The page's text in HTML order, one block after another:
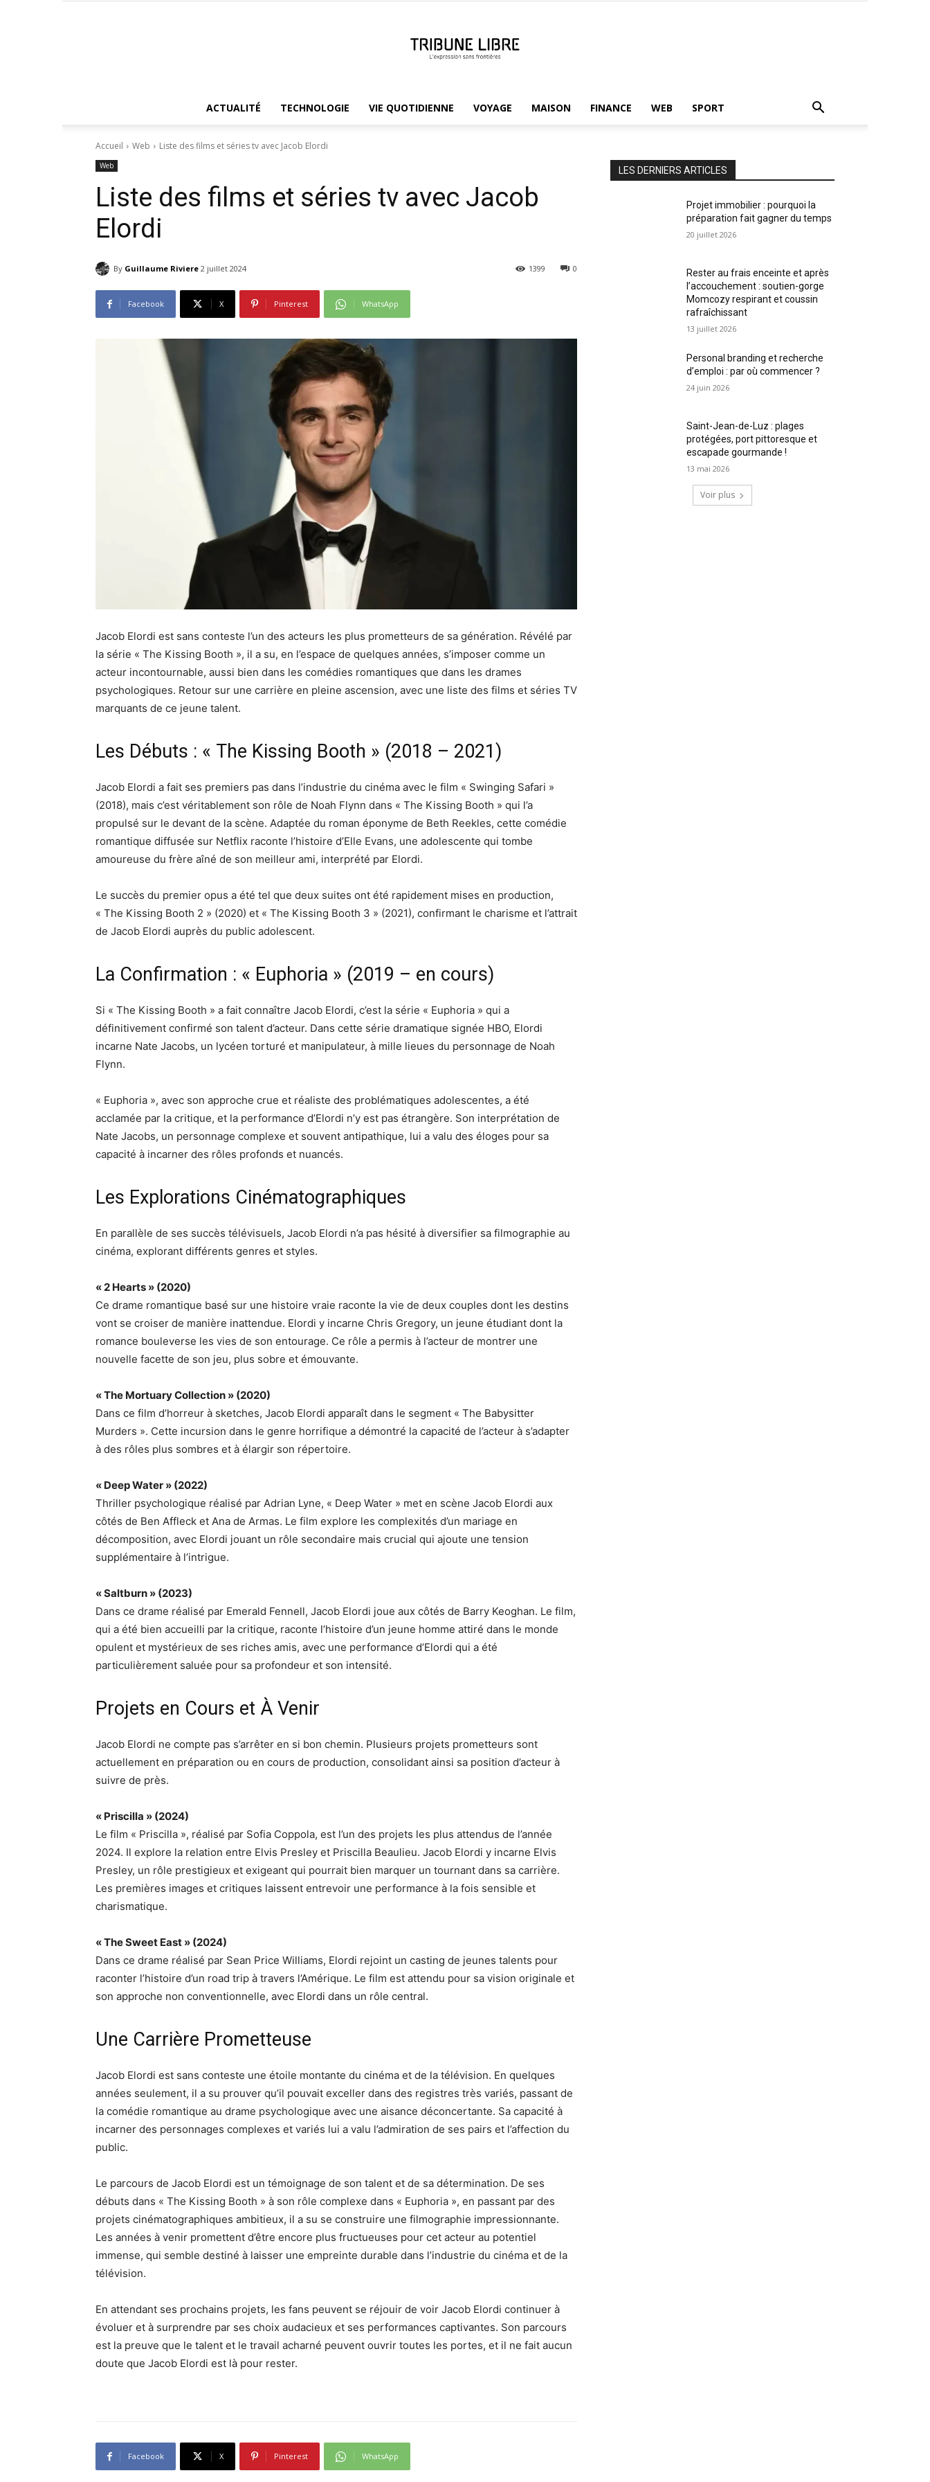
ACTUALITÉ TECHNOLOGIE VIE QUOTIDIENNE VOYAGE MAISON FINANCE WEB SPORT
Accueil Web Liste des films et séries tv avec Jacob Elordi
Web
Liste des films et séries tv avec Jacob
Elordi
By Guillaume Riviere 2 juillet 2024 0
1399
Facebook X Pinterest WhatsApp
Jacob Elordi est sans conteste l’un des acteurs les plus prometteurs de sa génération. Révélé par
la série « The Kissing Booth », il a su, en l’espace de quelques années, s’imposer comme un
acteur incontournable, aussi bien dans les comédies romantiques que dans les drames
psychologiques. Retour sur une carrière en pleine ascension, avec une liste des films et séries TV
marquants de ce jeune talent.
Les Débuts : « The Kissing Booth » (2018 – 2021)
Jacob Elordi a fait ses premiers pas dans l’industrie du cinéma avec le film « Swinging Safari »
(2018), mais c’est véritablement son rôle de Noah Flynn dans « The Kissing Booth » qui l’a
propulsé sur le devant de la scène. Adaptée du roman éponyme de Beth Reekles, cette comédie
romantique diffusée sur Netflix raconte l’histoire d’Elle Evans, une adolescente qui tombe
amoureuse du frère aîné de son meilleur ami, interprété par Elordi.
Le succès du premier opus a été tel que deux suites ont été rapidement mises en production,
« The Kissing Booth 2 » (2020) et « The Kissing Booth 3 » (2021), confirmant le charisme et l’attrait
de Jacob Elordi auprès du public adolescent.
La Confirmation : « Euphoria » (2019 – en cours)
Si « The Kissing Booth » a fait connaître Jacob Elordi, c’est la série « Euphoria » qui a
définitivement confirmé son talent d’acteur. Dans cette série dramatique signée HBO, Elordi
incarne Nate Jacobs, un lycéen torturé et manipulateur, à mille lieues du personnage de Noah
Flynn.
« Euphoria », avec son approche crue et réaliste des problématiques adolescentes, a été
acclamée par la critique, et la performance d’Elordi n’y est pas étrangère. Son interprétation de
Nate Jacobs, un personnage complexe et souvent antipathique, lui a valu des éloges pour sa
capacité à incarner des rôles profonds et nuancés.
Les Explorations Cinématographiques
En parallèle de ses succès télévisuels, Jacob Elordi n’a pas hésité à diversifier sa filmographie au
cinéma, explorant différents genres et styles.
« 2 Hearts » (2020)
Ce drame romantique basé sur une histoire vraie raconte la vie de deux couples dont les destins
vont se croiser de manière inattendue. Elordi y incarne Chris Gregory, un jeune étudiant dont la
romance bouleverse les vies de son entourage. Ce rôle a permis à l’acteur de montrer une
nouvelle facette de son jeu, plus sobre et émouvante.
« The Mortuary Collection » (2020)
Dans ce film d’horreur à sketches, Jacob Elordi apparaît dans le segment « The Babysitter
Murders ». Cette incursion dans le genre horrifique a démontré la capacité de l’acteur à s’adapter
à des rôles plus sombres et à élargir son répertoire.
« Deep Water » (2022)
Thriller psychologique réalisé par Adrian Lyne, « Deep Water » met en scène Jacob Elordi aux
côtés de Ben Affleck et Ana de Armas. Le film explore les complexités d’un mariage en
décomposition, avec Elordi jouant un rôle secondaire mais crucial qui ajoute une tension
supplémentaire à l’intrigue.
« Saltburn » (2023)
Dans ce drame réalisé par Emerald Fennell, Jacob Elordi joue aux côtés de Barry Keoghan. Le film,
qui a été bien accueilli par la critique, raconte l’histoire d’un jeune homme attiré dans le monde
opulent et mystérieux de ses riches amis, avec une performance d’Elordi qui a été
particulièrement saluée pour sa profondeur et son intensité.
Projets en Cours et À Venir
Jacob Elordi ne compte pas s’arrêter en si bon chemin. Plusieurs projets prometteurs sont
actuellement en préparation ou en cours de production, consolidant ainsi sa position d’acteur à
suivre de près.
« Priscilla » (2024)
Le film « Priscilla », réalisé par Sofia Coppola, est l’un des projets les plus attendus de l’année
2024. Il explore la relation entre Elvis Presley et Priscilla Beaulieu. Jacob Elordi y incarne Elvis
Presley, un rôle prestigieux et exigeant qui pourrait bien marquer un tournant dans sa carrière.
Les premières images et critiques laissent entrevoir une performance à la fois sensible et
charismatique.
« The Sweet East » (2024)
Dans ce drame réalisé par Sean Price Williams, Elordi rejoint un casting de jeunes talents pour
raconter l’histoire d’un road trip à travers l’Amérique. Le film est attendu pour sa vision originale et
son approche non conventionnelle, avec Elordi dans un rôle central.
Une Carrière Prometteuse
Jacob Elordi est sans conteste une étoile montante du cinéma et de la télévision. En quelques
années seulement, il a su prouver qu’il pouvait exceller dans des registres très variés, passant de
la comédie romantique au drame psychologique avec une aisance déconcertante. Sa capacité à
incarner des personnages complexes et variés lui a valu l’admiration de ses pairs et l’affection du
public.
Le parcours de Jacob Elordi est un témoignage de son talent et de sa détermination. De ses
débuts dans « The Kissing Booth » à son rôle complexe dans « Euphoria », en passant par des
projets cinématographiques ambitieux, il a su se construire une filmographie impressionnante.
Les années à venir promettent d’être encore plus fructueuses pour cet acteur au potentiel
immense, qui semble destiné à laisser une empreinte durable dans l’industrie du cinéma et de la
télévision.
En attendant ses prochains projets, les fans peuvent se réjouir de voir Jacob Elordi continuer à
évoluer et à surprendre par ses choix audacieux et ses performances captivantes. Son parcours
est la preuve que le talent et le travail acharné peuvent ouvrir toutes les portes, et il ne fait aucun
doute que Jacob Elordi est là pour rester.
Facebook X Pinterest WhatsApp
LES DERNIERS ARTICLES
Projet immobilier : pourquoi la
préparation fait gagner du temps
20 juillet 2026
Rester au frais enceinte et après
l’accouchement : soutien-gorge
Momcozy respirant et coussin
rafraîchissant
13 juillet 2026
Personal branding et recherche
d’emploi : par où commencer ?
24 juin 2026
Saint-Jean-de-Luz : plages
protégées, port pittoresque et
escapade gourmande !
13 mai 2026
Voir plus